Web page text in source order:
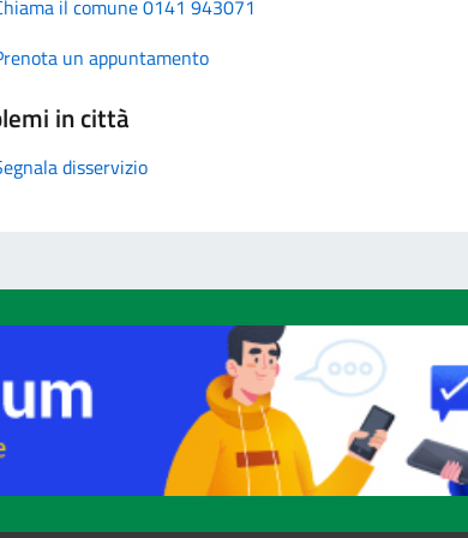
il comune 0141 943071
un appuntamento
in città
disservizio